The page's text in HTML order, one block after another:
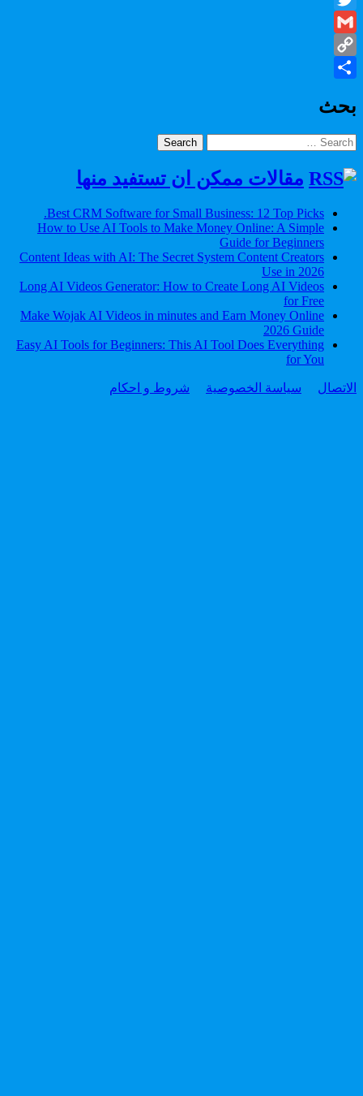
Twitter
Gmail
Copy
بحث
Search
for:
مقالات ممكن ان تستفيد منها
Best CRM Software for Small Business: 12 Top Picks.
How to Use AI Tools to Make Money Online: A Simple
Guide for Beginners
Content Ideas with AI: The Secret System Content Creators
Use in 2026
Long AI Videos Generator: How to Create Long AI Videos
for Free
Make Wojak AI Videos in minutes and Earn Money Online
2026 Guide
Easy AI Tools for Beginners: This AI Tool Does Everything
for You
الاتصال سياسة الخصوصية شروط و احكام